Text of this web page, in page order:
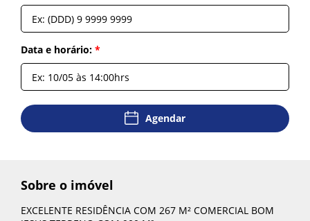
Mensagem:*
Data e horário: *
Agendar
Sobre o imóvel
EXCELENTE RESIDÊNCIA COM 267 M² COMERCIAL BOM